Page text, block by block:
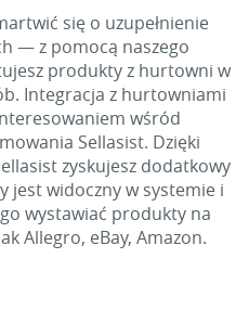
się o uzupełnienie
— z pomocą naszego
produkty z hurtowni w
Integracja z hurtowniami
wśród
Sellasist. Dzięki
zyskujesz dodatkowy
jest widoczny w systemie i
wystawiać produkty na
Allegro, eBay, Amazon.